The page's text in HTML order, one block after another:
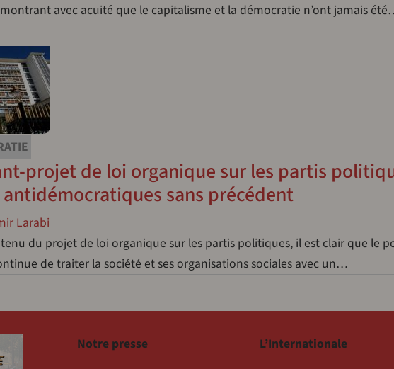
avec acuité que le capitalisme et la démocratie n’ont jamais
projet de loi organique sur les partis
sans précédent
Larabi
du projet de loi organique sur les partis politiques, il est clair que le
de traiter la société et ses organisations sociales avec un…
Notre presse
L’Internationale